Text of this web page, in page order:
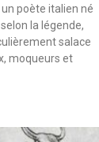
poète italien né
la légende,
salace
moqueurs et